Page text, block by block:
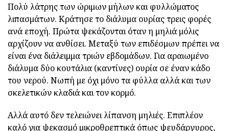
Πολύ λάτρης των ώριμων μήλων και φυλλώματος
λιπασμάτων. Κράτησε το διάλυμα ουρίας τρεις φορές
ανά εποχή. Πρώτα ψεκάζονται όταν η μηλιά μόλις
αρχίζουν να ανθίσει. Μεταξύ των επιδέσμων πρέπει να
είναι ένα διάλειμμα τριών εβδομάδων. Για αραιωμένο
διάλυμα δύο κουτάλια (καντίνες) ουρία σε έναν κάδο
του νερού. Νωπή με όχι μόνο τα φύλλα αλλά και των
σκελετικών κλαδιά και τον κορμό.
Αλλά αυτό δεν τελειώνει λίπανση μηλιές. Επιπλέον
καλό για ψεκασμό μικροθρεπτικά όπως ψευδάργυρος,